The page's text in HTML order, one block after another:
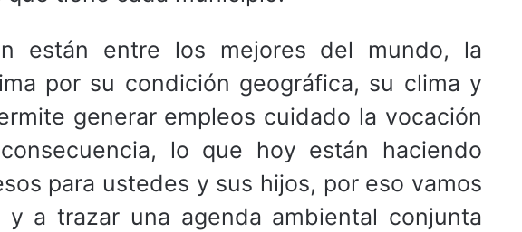
están entre los mejores del mundo, la
por su condición geográfica, su clima y
generar empleos cuidado la vocación
lo que hoy están haciendo
para ustedes y sus hijos, por eso vamos
a trazar una agenda ambiental conjunta